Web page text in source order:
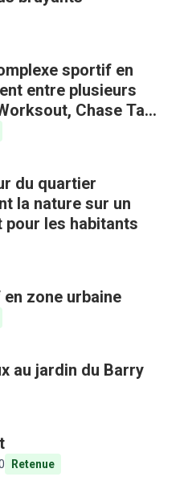
sportif en
entre plusieurs
Chase Tag,
du quartier
la nature sur un
pour les habitants
zone urbaine
au jardin du Barry
Retenue